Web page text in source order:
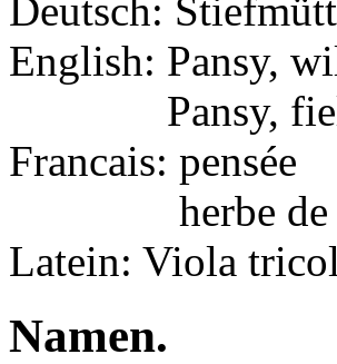
Deutsch:
English: Pansy,
Pansy,
Francais: pensée
herbe
Latein: Viola
Namen.